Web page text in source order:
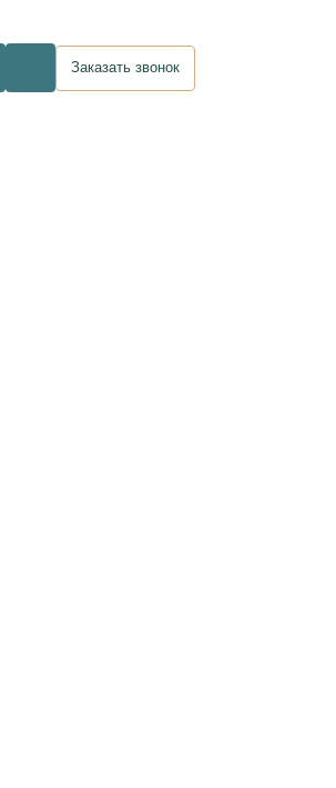
Заказать звонок